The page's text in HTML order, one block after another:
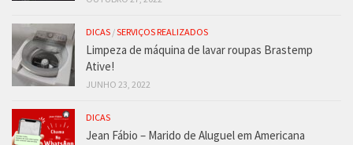
DICAS /SERVIÇOS REALIZADOS
Limpeza de máquina de lavar roupas Brastemp
Ative!
JUNHO 23, 2022
DICAS
Jean Fábio – Marido de Aluguel em Americana